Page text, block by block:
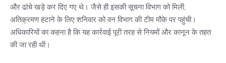
और ढांचे खड़े कर दिए गए थे। जैसे ही इसकी सूचना विभाग को मिली,
अतिक्रमण हटाने के लिए शनिवार को वन विभाग की टीम मौके पर पहुंची।
अधिकारियों का कहना है कि यह कार्रवाई पूरी तरह से नियमों और कानून के तहत
की जा रही थी।